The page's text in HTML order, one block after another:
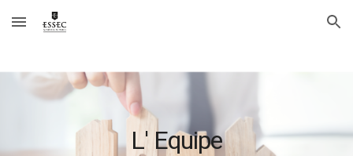
Skip to main content Skip to navigation
L' Equipe